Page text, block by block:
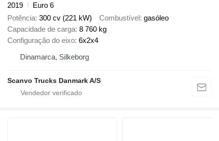
2019
Euro 6
Potência 300 cv (221 kW) Combustível gasóleo
Capacidade de carga 8 760 kg
Configuração do eixo 6x2x4
Dinamarca, Silkeborg
Scanvo Trucks Danmark A/S